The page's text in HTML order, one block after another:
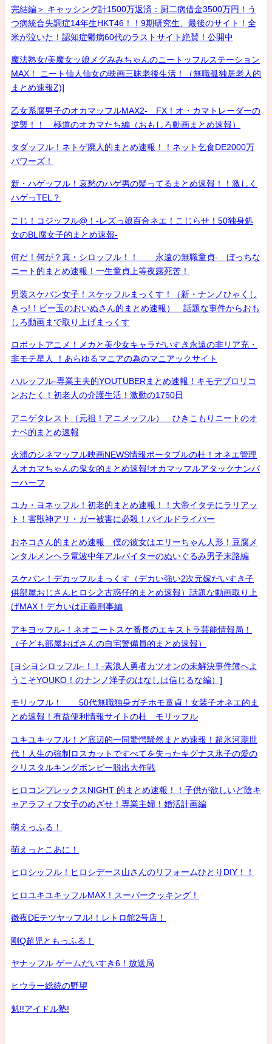
完結編＞ キャッシング計1500万返済：厨二病借金3500万円！う
つ病統合失調症14年生HKT46！！9期研究生、最後のサイト！全
米が泣いた！認知症鬱病60代のラストサイト絶賛！公開中
魔法熟女/美魔女ッ娘メグみみちゃんのニートッフルステーション
MAX！ ニート仙人仙女の映画三昧老後生活！（無職孤独居老人的
まとめ速報Z)]
乙女系腐男子のオカマッフルMAX2- FX！オ・カマトレーダーの
逆襲！！ 極道のオカマたち編（おもしろ動画まとめ速報）
タダッフル！ネトゲ廃人的まとめ速報！！ネット乞食DE2000万
パワーズ！
新・ハゲッフル！哀愁のハゲ男の髪ってるまとめ速報！！激しく
ハゲっTEL？
こじ！コジッフル@！-レズっ娘百合ネエ！こじらせ！50独身処
女のBL腐女子的まとめ速報-
何だ！何が？真・シロッフル！！ 永遠の無職童貞- ぼっちな
ニート的まとめ速報！一生童貞上等夜露死苦！
男装スケバン女子！スケッフルまっくす！（新・ナンノひゃくし
きっ!！ビー玉のおいぬさん的まとめ速報） 話題な事件からおも
しろ動画まで取り上げまっくす
ロボットアニメ！メカと美少女キャラだいすき永遠の非リア充・
非モテ星人 ！あらゆるマニアの為のマニアックサイト
ハルッフル-専業主夫的YOUTUBERまとめ速報！キモデブロリコ
ンおたく！初老人の介護生活！激動の1750日
アニゲタレスト（元祖！アニメッフル） ひきこもりニートのオ
ナベ的まとめ速報
火浦のシネマッフル映画NEWS情報ポータブルの杜！オネエ管理
人オカマちゃんの鬼女的まとめ速報!オカマッフルアタックナンバ
ーハーフ
ユカ・ヨネッフル！初老的まとめ速報！！大帝イタチにラリアッ
ト！害獣神アリ・ガー被害に必殺！パイルドライバー
おネコさん的まとめ速報 僕の彼女はエリーちゃん人形！豆腐メ
ンタルメンヘラ電波中年アルバイターのぬいぐるみ男子末路編
スケバン！デカッフルまっくす（デカい強い2次元嫁だいすき子
供部屋おじさんヒロシ之古惑仔的まとめ速報）話題な動画取り上
げMAX！デカいは正義刑事編
アキヨッフル-！ネオニートスケ番長のエキストラ芸能情報局！
（子ども部屋おばさんの自宅警備員的まとめ速報）
[ヨシヨシロッフル-！！-素浪人勇者カツオンの未解決事件簿へよ
うこそYOUKO！のナンノ洋子のはなしは信じるな編）]
モリッフル！ 50代無職独身ガチホモ童貞！女装子オネエ的ま
とめ速報！有益便利情報サイトの杜 モリッフル
ユキユキッフル！ど底辺的一同驚愕騒然まとめ速報！超氷河期世
代！人生の強制ロスカットですべてを失ったキグナス氷子の愛の
クリスタルキングボンビー脱出大作戦
ヒロコンプレックスNIGHT 的まとめ速報！！子供が欲しいど陰キ
ャアラフィフ女子のめざせ！専業主婦！婚活計画編
萌えっふる！
萌えっとこあに！
ヒロシッフル！ヒロシデース山さんのリフォームひとりDIY！！
ヒロユキユキッフルMAX！スーパークッキング！
徹夜DEテツヤッフル!！レトロ館2号店！
剛Q超児ともっふる！
ヤナッフル ゲームだいすき6！放送局
ヒウラー総統の野望
魁!!アイドル塾!